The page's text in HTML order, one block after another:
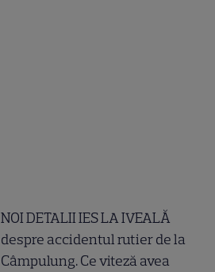
NOI DETALII IES LA IVEALĂ
despre accidentul rutier de la
Câmpulung. Ce viteză avea